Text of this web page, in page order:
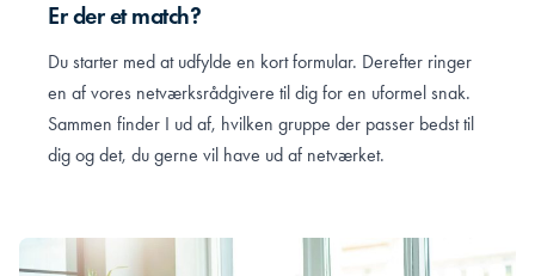
Er der et match?
Du starter med at udfylde en kort formular. Derefter ringer
en af vores netværksrådgivere til dig for en uformel snak.
Sammen finder I ud af, hvilken gruppe der passer bedst til
dig og det, du gerne vil have ud af netværket.